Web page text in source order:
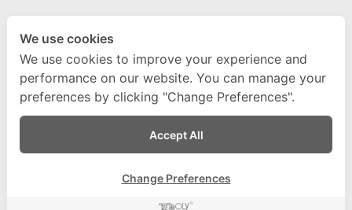
แค็ตตาล็อค
การติดตั้ง
นโยบายความเป็นส่วนต้ว
We use cookies
We use cookies to improve your experience and
performance on our website. You can manage your
preferences by clicking "Change Preferences".
Accept All
Change Preferences